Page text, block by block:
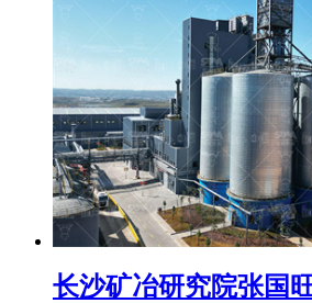
长沙矿冶研究院张国